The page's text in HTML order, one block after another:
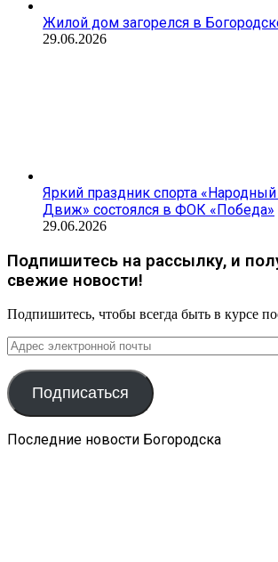
Жилой дом загорелся в
29.06.2026
Яркий праздник спорта
Движ» состоялся в ФОК «Победа»
29.06.2026
Подпишитесь на рассылку, и
свежие новости!
Подпишитесь, чтобы всегда быть в курсе
Адрес
электронной
почты
Подписаться
Последние новости Богородска